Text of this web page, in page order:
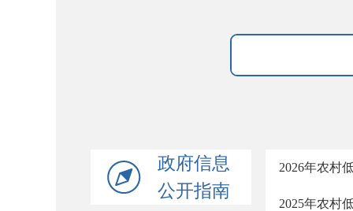
政府信息
公开指南
2026年农村
2025年农村